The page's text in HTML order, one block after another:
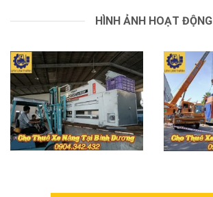
HÌNH ẢNH HOẠT ĐỘNG